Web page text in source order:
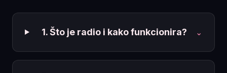
1. Što je radio i kako funkcionira? ⌄